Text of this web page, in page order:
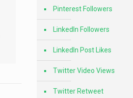
Pinterest Followers
LinkedIn Followers
LinkedIn Post Likes
Twitter Video Views
Twitter Retweet